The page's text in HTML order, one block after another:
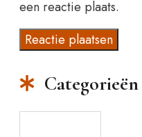
een reactie plaats.
Categorieën